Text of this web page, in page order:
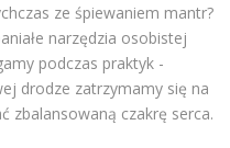
ze śpiewaniem mantr?
narzędzia osobistej
podczas praktyk -
drodze zatrzymamy się na
zbalansowaną czakrę serca.